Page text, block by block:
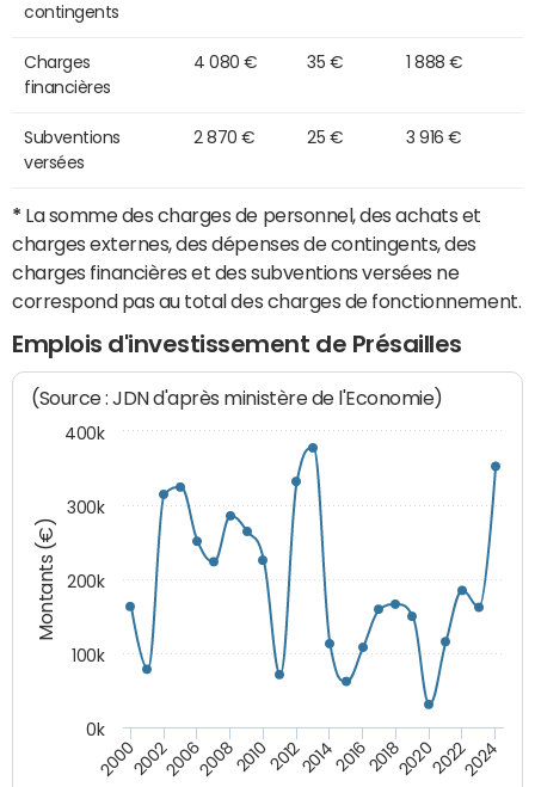
contingents
Charges
financières
4 080 € 35 € 1 888 €
Subventions
versées
2 870 € 25 € 3 916 €
* La somme des charges de personnel, des achats et
charges externes, des dépenses de contingents, des
charges financières et des subventions versées ne
correspond pas au total des charges de fonctionnement.
Emplois d'investissement de Présailles
Montants (€)
(Source : JDN d'après ministère de l'Economie)
200020022006200820102012201420162018202020222024
0k
100k
200k
300k
400k